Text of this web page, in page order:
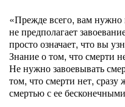
«Прежде всего, вам нужно
не предполагает
просто означает, что вы
Знание о том, что смерти
Не нужно завоевывать
том, что смерти нет,
смертью с ее